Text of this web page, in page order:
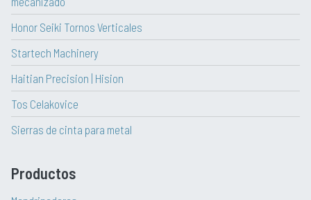
Honor Seiki Tornos Verticales
Startech Machinery
Haitian Precision | Hision
Tos Celakovice
Sierras de cinta para metal
Productos